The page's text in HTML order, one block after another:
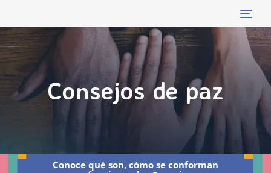
Consejos de paz
Conoce qué son, cómo se conforman